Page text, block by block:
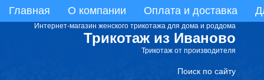
Главная О компании Оплата и доставка
Интернет-магазин женского трикотажа для дома и роддома
Трикотаж из Иваново
Трикотаж от производителя
Поиск по сайту